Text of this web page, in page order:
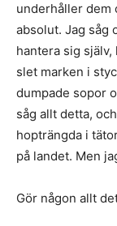
underhåller dem
absolut. Jag såg
hantera sig
slet marken i
dumpade sopor
såg allt detta,
hopträngda i
på landet. Men
Gör någon allt